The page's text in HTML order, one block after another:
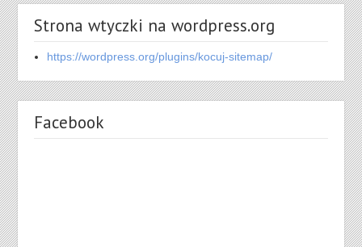
Strona wtyczki na wordpress.org
https://wordpress.org/plugins/kocuj-sitemap/
Facebook